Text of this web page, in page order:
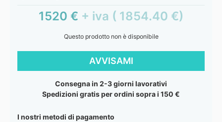
1520 € + iva ( 1854.40 €)
Questo prodotto non è disponibile
AVVISAMI
Consegna in 2-3 giorni lavorativi
Spedizioni gratis per ordini sopra i 150 €
I nostri metodi di pagamento